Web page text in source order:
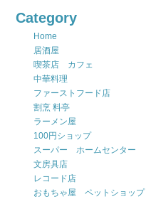
Category
Home
居酒屋
喫茶店 カフェ
中華料理
ファーストフード店
割烹 料亭
ラーメン屋
100円ショップ
スーパー ホームセンター
文房具店
レコード店
おもちゃ屋 ペットショップ